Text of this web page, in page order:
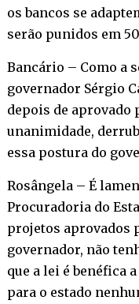
os bancos se
serão punidos em
Bancário – Como a
governador Sérgio
depois de aprovado
unanimidade,
essa postura do
Rosângela – É
Procuradoria do
projetos aprovados
governador, não
que a lei é benéfica
para o estado